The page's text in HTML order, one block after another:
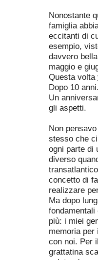
Nonostante
famiglia
eccitanti di
esempio,
davvero
maggio e
Questa volta
Dopo 10 anni.
Un
gli aspetti.
Non
stesso che
ogni parte di
diverso
concetto di
realizzare
Ma dopo
fondamentali
più: i miei
memoria
con noi. Per
grattatina